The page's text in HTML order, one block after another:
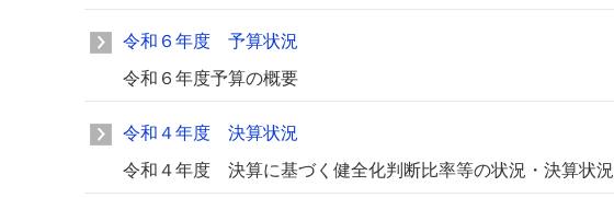
令和６年度 予算状況
令和６年度予算の概要
令和４年度 決算状況
令和４年度 決算に基づく健全化判断比率等の状況・決算状況